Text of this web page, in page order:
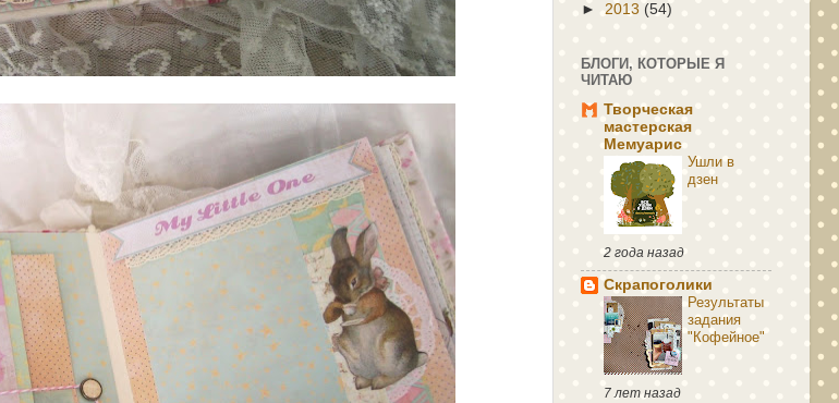
► 2013 (54)
БЛОГИ, КОТОРЫЕ Я
ЧИТАЮ
Творческая
мастерская
Мемуарис
Ушли в
дзен
2 года назад
Скрапоголики
Результаты
задания
"Кофейное"
7 лет назад